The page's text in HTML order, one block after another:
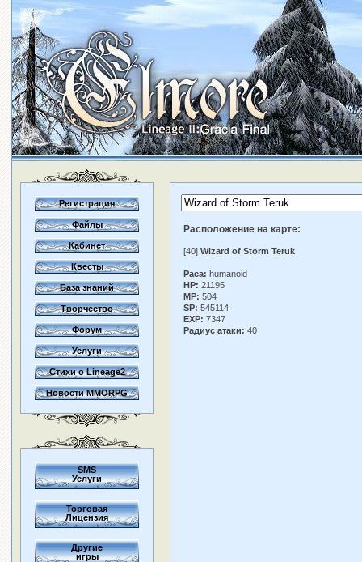
Регистрация
Файлы
Кабинет
Квесты
База знаний
Творчество
Форум
Услуги
Стихи о Lineage2
Новости MMORPG
SMS
Услуги
Торговая
Лицензия
Другие
игры
Расположение на карте:
[40] Wizard of Storm Teruk
Раса: humanoid
HP: 21195
MP: 504
SP: 545114
EXP: 7347
Радиус атаки: 40